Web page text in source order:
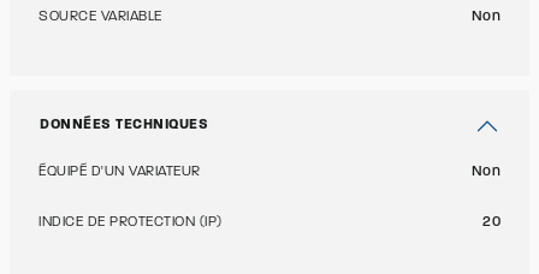
SOURCE VARIABLE Non
DONNÉES TECHNIQUES
ÉQUIPÉ D'UN VARIATEUR Non
INDICE DE PROTECTION (IP) 20